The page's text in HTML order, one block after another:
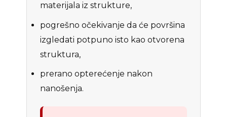
materijala iz strukture,
pogrešno očekivanje da će površina
izgledati potpuno isto kao otvorena
struktura,
prerano opterećenje nakon
nanošenja.